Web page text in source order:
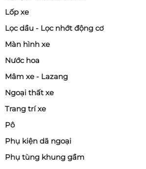
Lốp xe
Lọc dầu - Lọc nhớt động cơ
Màn hình xe
Nước hoa
Mâm xe - Lazang
Ngoại thất xe
Trang trí xe
Pô
Phụ kiện dã ngoại
Phụ tùng khung gầm